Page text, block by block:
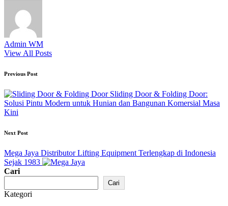
Admin WM
View All Posts
Post
navigation
Previous Post
Sliding Door & Folding Door:
Solusi Pintu Modern untuk Hunian dan Bangunan Komersial Masa
Kini
Next Post
Mega Jaya Distributor Lifting Equipment Terlengkap di Indonesia
Sejak 1983
Cari
Cari
Kategori